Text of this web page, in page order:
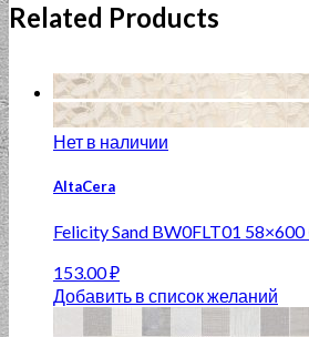
Related Products
Нет в наличии
AltaCera
Felicity Sand BW0FLT01
153.00₽
Добавить в список желаний